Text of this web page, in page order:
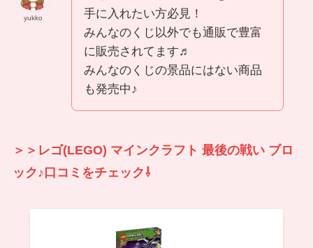
yukko
手に入れたい方必見！
みんなのくじ以外でも通販で豊富
に販売されてます♬
みんなのくじの景品にはない商品
も発売中♪
＞＞レゴ(LEGO) マインクラフト 最後の戦い ブロ
ック♪口コミをチェック⇩